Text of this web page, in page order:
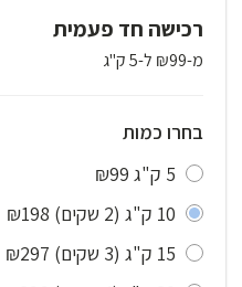
רכישה חד פעמית
מ-₪99 ל-5 ק"ג
בחרו כמות
5 ק"ג
₪99
10 ק"ג
(2 שקים)
₪198
15 ק"ג
(3 שקים)
₪297